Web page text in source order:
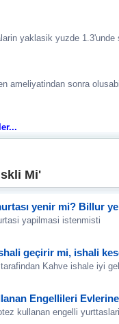
yaklasik yuzde
ameliyatindan sonra
Mi'
yenir mi? Billur
yapilmasi istenmisti
geçirir mi, ishali
Kahve ishale iyi
Engellileri
kullanan engelli